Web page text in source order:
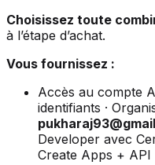
Choisissez toute
à l’étape d’achat.
Vous fournissez :
Accès au compte
identifiants ·
Developer avec
Create Apps + API